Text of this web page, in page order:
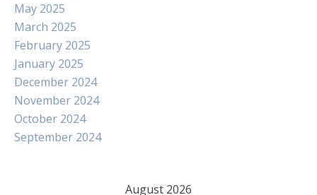
May 2025
March 2025
February 2025
January 2025
December 2024
November 2024
October 2024
September 2024
August 2026